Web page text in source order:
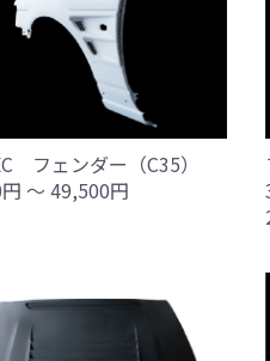
フェンダー（C35）
～ 49,500円